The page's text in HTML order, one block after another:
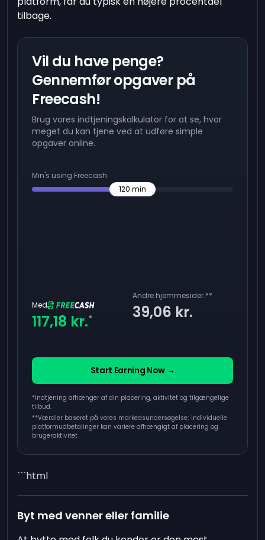
tilbage.
Vil du have penge?
Gennemfør opgaver på
Freecash!
Brug vores indtjeningskalkulator for at se, hvor
meget du kan tjene ved at udføre simple
opgaver online.
Min's using Freecash:
120 min
Med
117,18 kr.*
Andre hjemmesider.**
39,06 kr.
Start Earning Now →
*Indtjening afhænger af din placering, aktivitet og tilgængelige
tilbud.
**Værdier baseret på vores markedsundersøgelse; individuelle
platformudbetalinger kan variere afhængigt af placering og
brugeraktivitet
```html
Byt med venner eller familie